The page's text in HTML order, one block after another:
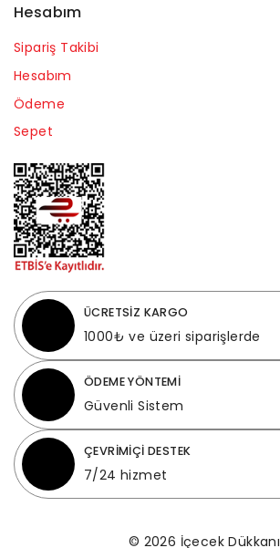
Hesabım
Sipariş Takibi
Hesabım
Ödeme
Sepet
ÜCRETSİZ KARGO
1000₺ ve üzeri siparişlerde
ÖDEME YÖNTEMİ
Güvenli Sistem
ÇEVRİMİÇİ DESTEK
7/24 hizmet
© 2026 İçecek Dükkanı